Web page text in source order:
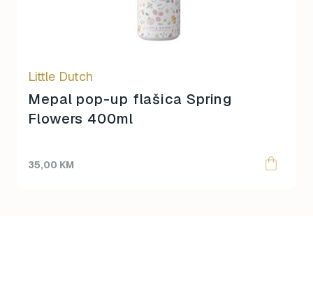
Little Dutch
Mepal pop-up flašica Spring
Flowers 400ml
35,00 KM